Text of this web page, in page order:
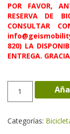
POR FAVOR,
RESERVA DE
CONSULTAR
820) LA
ENTREGA.
ECO
Deore
Categorías: